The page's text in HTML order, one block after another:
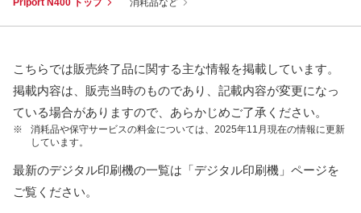
Priport N400 トップ 消耗品など
こちらでは販売終了品に関する主な情報を掲載しています。
掲載内容は、販売当時のものであり、記載内容が変更になっ
ている場合がありますので、あらかじめご了承ください。
※
消耗品や保守サービスの料金については、2025年11月現在の情報に更新
しています。
最新のデジタル印刷機の一覧は「デジタル印刷機」ページを
ご覧ください。